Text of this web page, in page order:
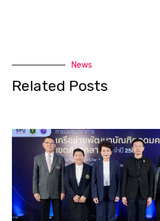
News
Related Posts